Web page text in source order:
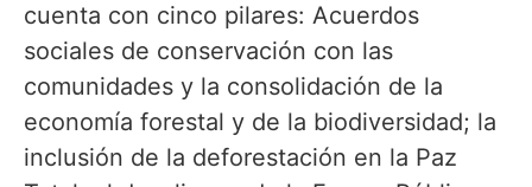
cuenta con cinco pilares: Acuerdos
sociales de conservación con las
comunidades y la consolidación de la
economía forestal y de la biodiversidad; la
inclusión de la deforestación en la Paz